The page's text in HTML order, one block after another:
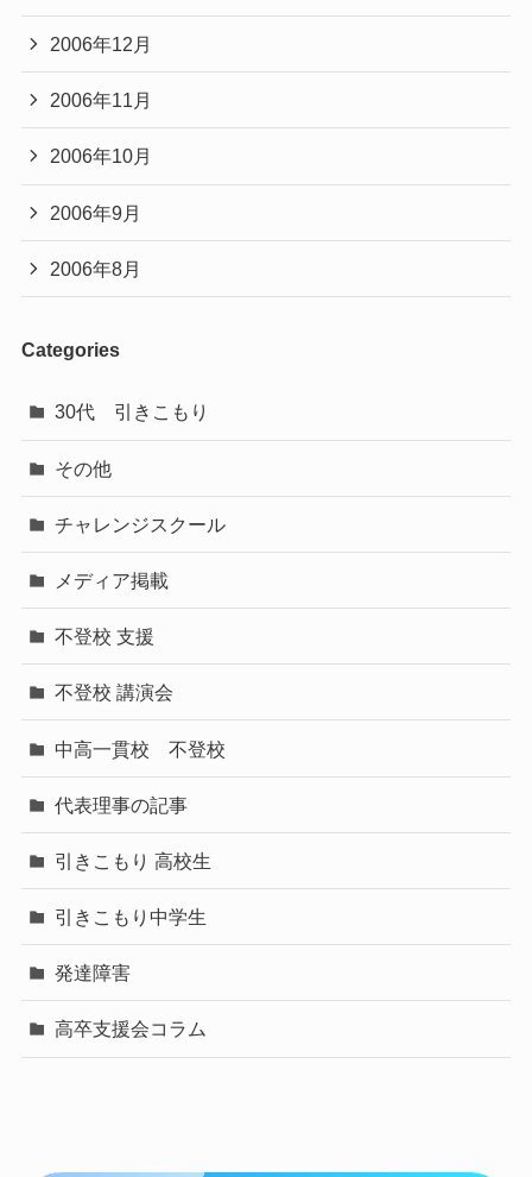
2006年12月
2006年11月
2006年10月
2006年9月
2006年8月
Categories
30代 引きこもり
その他
チャレンジスクール
メディア掲載
不登校 支援
不登校 講演会
中高一貫校 不登校
代表理事の記事
引きこもり 高校生
引きこもり中学生
発達障害
高卒支援会コラム